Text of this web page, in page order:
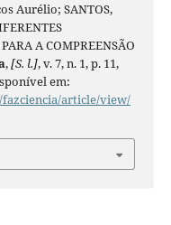
Aurélio; SANTOS,
A COMPREENSÃO
,[S. l.], v. 7, n. 1, p. 11,
em:
article/view/